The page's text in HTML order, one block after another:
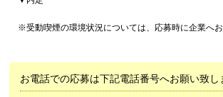
※受動喫煙の環境状況については、応募時に企業へお
お電話での応募は下記電話番号へお願い致し